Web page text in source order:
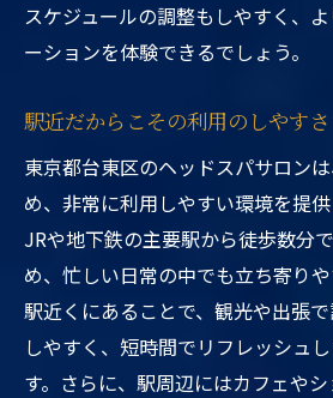
スケジュールの調整もしやすく、
ーションを体験できるでしょう。
駅近だからこその利用のしやすさ
東京都台東区のヘッドスパサロン
め、非常に利用しやすい環境を提供
JRや地下鉄の主要駅から徒歩数分
め、忙しい日常の中でも立ち寄りや
駅近くにあることで、観光や出張
しやすく、短時間でリフレッシュ
す。さらに、駅周辺にはカフェや